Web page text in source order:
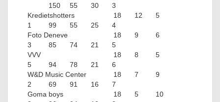
150
55 30
3
Kredietshotters
18 12
5
1
99 55 25
4
Foto Deneve
18 9
6
3
85 74 21
5
VVV
18 8
5
5
94 78 21
6
W&D Music Center
18 7
9
2
69 91 16
7
Goma boys
18 5
10